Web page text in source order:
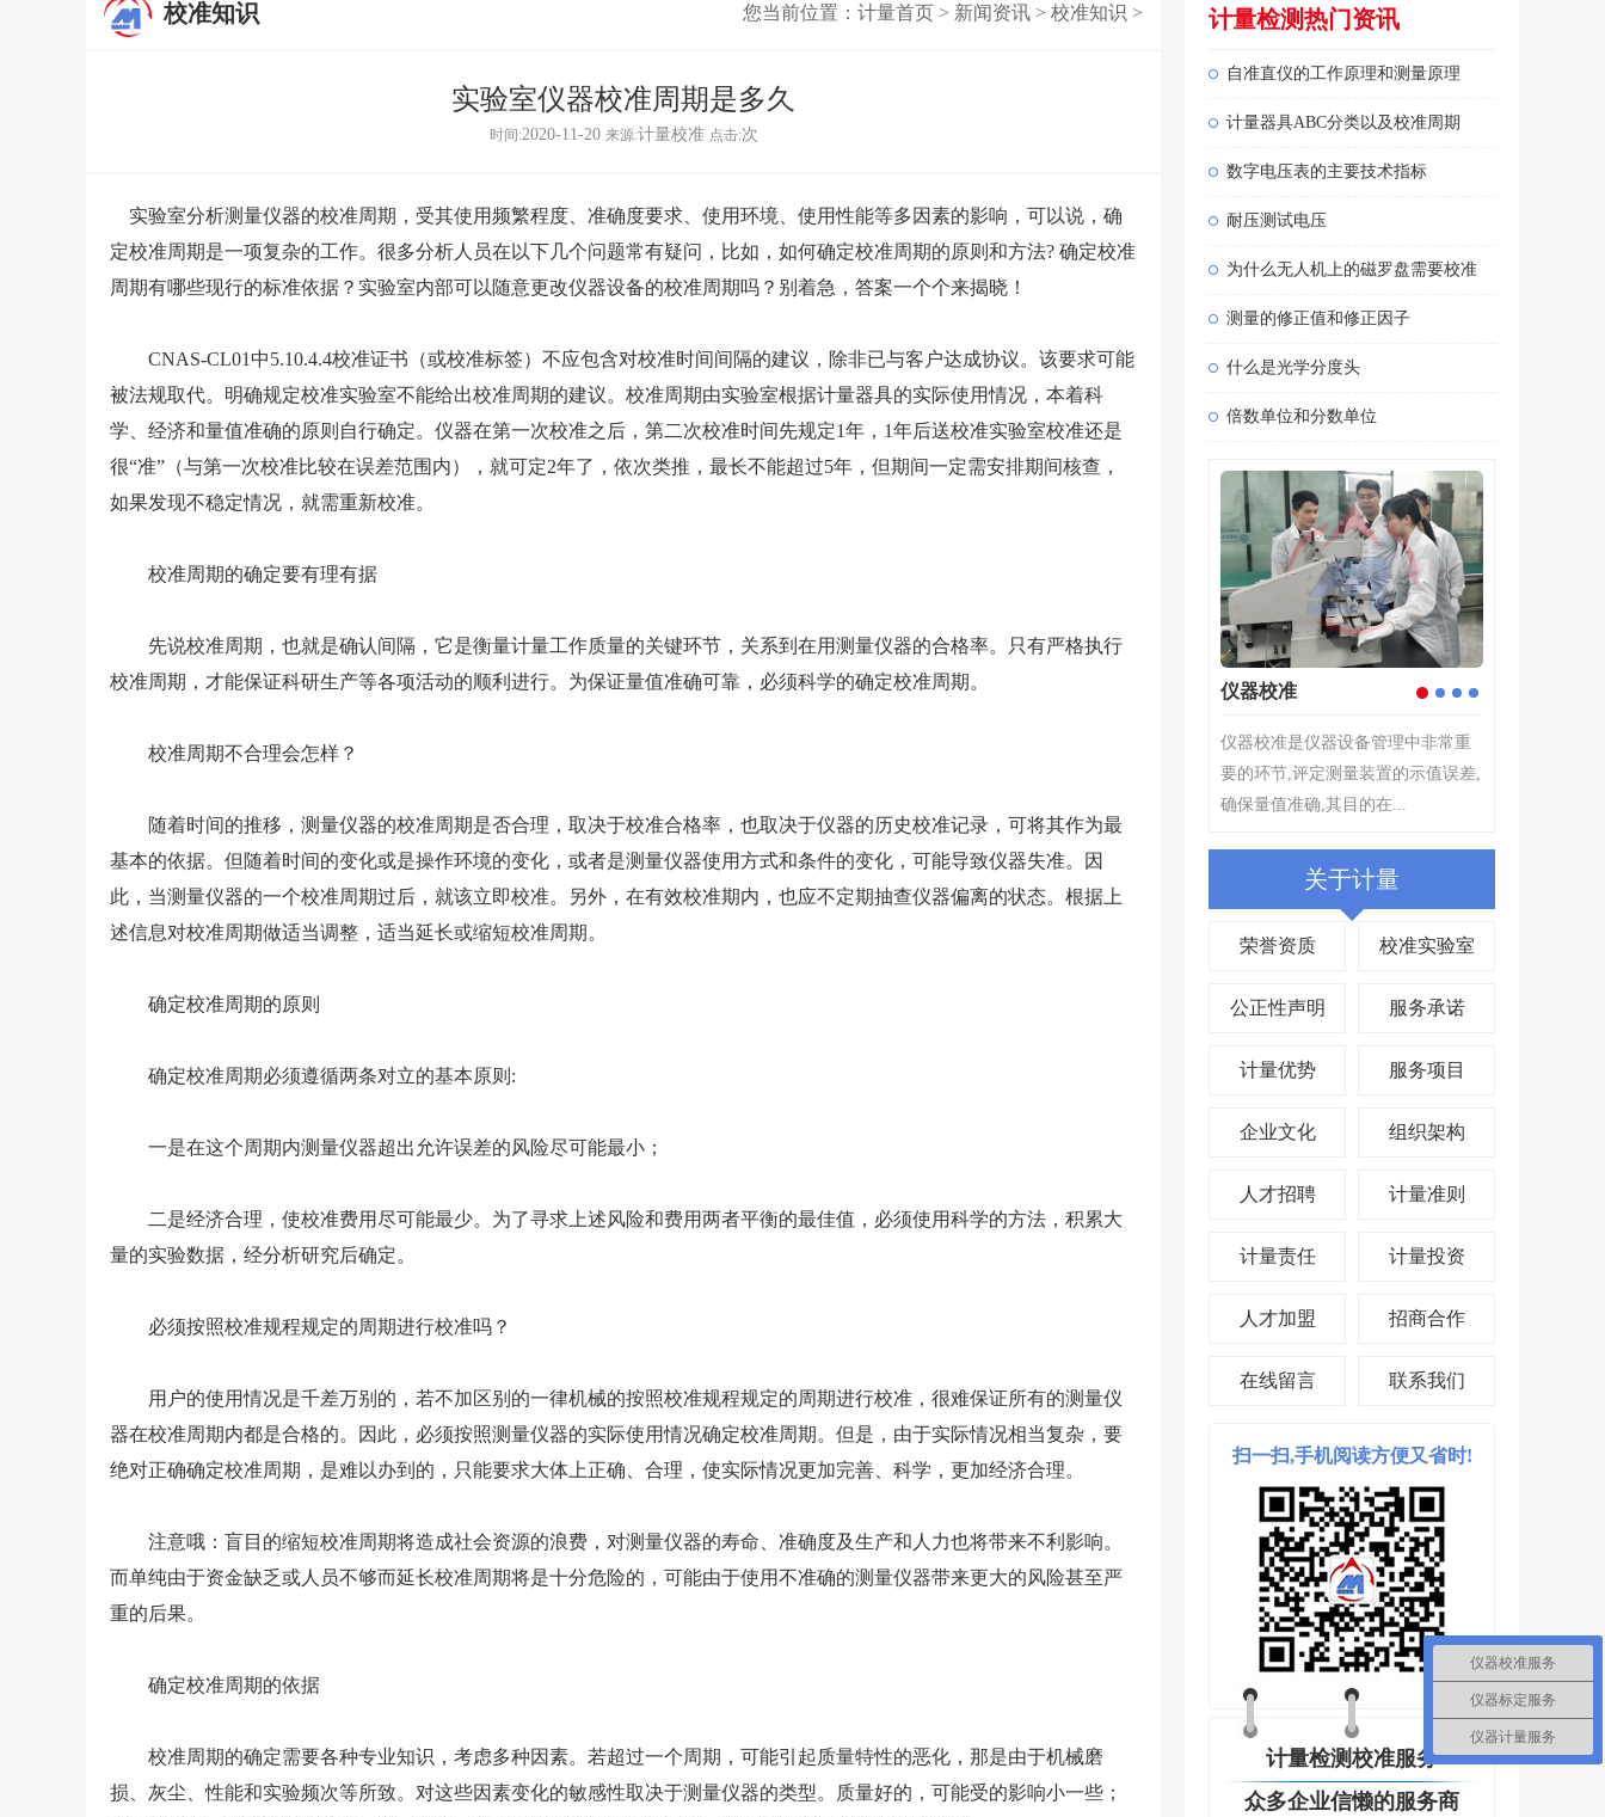
您当前位置： 计量首页 > 新闻资讯 > 校准知识 >
校准知识
实验室仪器校准周期是多久
时间:2020-11-20 来源:计量校准 点击:次
实验室分析测量仪器的校准周期，受其使用频繁程度、准确度要求、使用环境、使用性能等多因素的影响，可以说，确
定校准周期是一项复杂的工作。很多分析人员在以下几个问题常有疑问，比如，如何确定校准周期的原则和方法? 确定校准
周期有哪些现行的标准依据？实验室内部可以随意更改仪器设备的校准周期吗？别着急，答案一个个来揭晓！
CNAS-CL01中5.10.4.4校准证书（或校准标签）不应包含对校准时间间隔的建议，除非已与客户达成协议。该要求可能
被法规取代。明确规定校准实验室不能给出校准周期的建议。校准周期由实验室根据计量器具的实际使用情况，本着科
学、经济和量值准确的原则自行确定。仪器在第一次校准之后，第二次校准时间先规定1年，1年后送校准实验室校准还是
很“准”（与第一次校准比较在误差范围内），就可定2年了，依次类推，最长不能超过5年，但期间一定需安排期间核查，
如果发现不稳定情况，就需重新校准。
校准周期的确定要有理有据
先说校准周期，也就是确认间隔，它是衡量计量工作质量的关键环节，关系到在用测量仪器的合格率。只有严格执行
校准周期，才能保证科研生产等各项活动的顺利进行。为保证量值准确可靠，必须科学的确定校准周期。
校准周期不合理会怎样？
随着时间的推移，测量仪器的校准周期是否合理，取决于校准合格率，也取决于仪器的历史校准记录，可将其作为最
基本的依据。但随着时间的变化或是操作环境的变化，或者是测量仪器使用方式和条件的变化，可能导致仪器失准。因
此，当测量仪器的一个校准周期过后，就该立即校准。另外，在有效校准期内，也应不定期抽查仪器偏离的状态。根据上
述信息对校准周期做适当调整，适当延长或缩短校准周期。
确定校准周期的原则
确定校准周期必须遵循两条对立的基本原则:
一是在这个周期内测量仪器超出允许误差的风险尽可能最小；
二是经济合理，使校准费用尽可能最少。为了寻求上述风险和费用两者平衡的最佳值，必须使用科学的方法，积累大
量的实验数据，经分析研究后确定。
必须按照校准规程规定的周期进行校准吗？
用户的使用情况是千差万别的，若不加区别的一律机械的按照校准规程规定的周期进行校准，很难保证所有的测量仪
器在校准周期内都是合格的。因此，必须按照测量仪器的实际使用情况确定校准周期。但是，由于实际情况相当复杂，要
绝对正确确定校准周期，是难以办到的，只能要求大体上正确、合理，使实际情况更加完善、科学，更加经济合理。
注意哦：盲目的缩短校准周期将造成社会资源的浪费，对测量仪器的寿命、准确度及生产和人力也将带来不利影响。
而单纯由于资金缺乏或人员不够而延长校准周期将是十分危险的，可能由于使用不准确的测量仪器带来更大的风险甚至严
重的后果。
确定校准周期的依据
校准周期的确定需要各种专业知识，考虑多种因素。若超过一个周期，可能引起质量特性的恶化，那是由于机械磨
损、灰尘、性能和实验频次等所致。对这些因素变化的敏感性取决于测量仪器的类型。质量好的，可能受的影响小一些；
计量检测热门资讯
自准直仪的工作原理和测量原理
计量器具ABC分类以及校准周期
数字电压表的主要技术指标
耐压测试电压
为什么无人机上的磁罗盘需要校准
测量的修正值和修正因子
什么是光学分度头
倍数单位和分数单位
仪器校准
要的环节,评定测量装置的示值误差,
计量检测
计量检测---根据计量检测器具的选
择原则,为确定测量仪器或测量系统
所指示的量值...
关于计量
荣誉资质 校准实验室
公正性声明 服务承诺
计量优势 服务项目
企业文化 组织架构
人才招聘 计量准则
计量责任 计量投资
人才加盟 招商合作
在线留言 联系我们
扫一扫,手机阅读方便又省时!
计量检测校准服务
众多企业信懒的服务商
仪器校准服务
仪器标定服务
仪器计量服务